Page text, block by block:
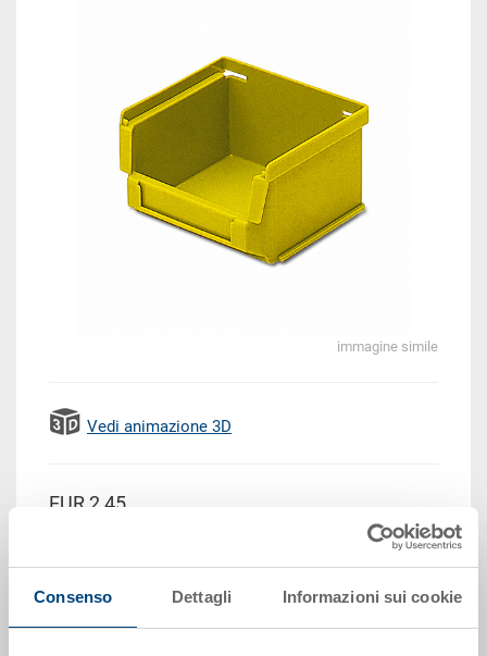
Consenso Dettagli Informazioni sui cookie
immagine simile
Vedi animazione 3D
EUR 2,45
Disponbilità: gestito a stock
Il prodotto non può essere ordinato online:Richiedi
offerta